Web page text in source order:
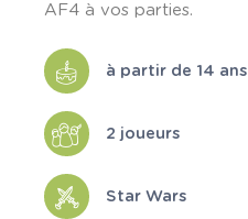
AF4 à vos parties.
à partir de 14 ans
2 joueurs
Star Wars